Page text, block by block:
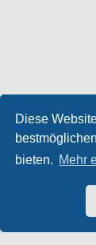
Diese
bieten. Mehr